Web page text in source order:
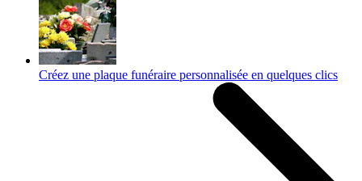
Créez une plaque funéraire personnalisée en quelques clics